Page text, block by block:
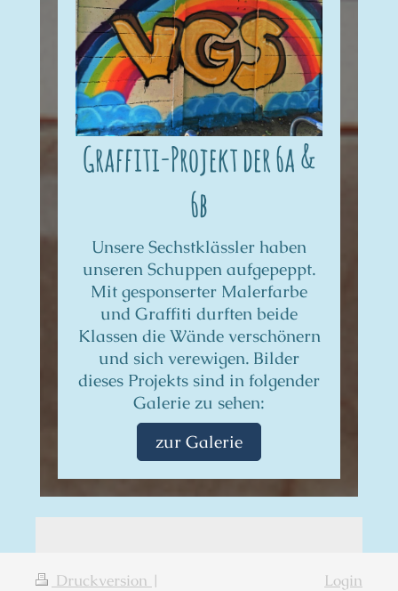
Graffiti-Projekt der 6a &
6b
Unsere Sechstklässler haben
unseren Schuppen aufgepeppt.
Mit gesponserter Malerfarbe
und Graffiti durften beide
Klassen die Wände verschönern
und sich verewigen. Bilder
dieses Projekts sind in folgender
Galerie zu sehen:
zur Galerie
Druckversion | Login